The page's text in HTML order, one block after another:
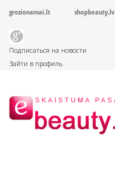
grozionamai.lt shopbeauty.lv
Подписаться на новости
Зайти в профиль